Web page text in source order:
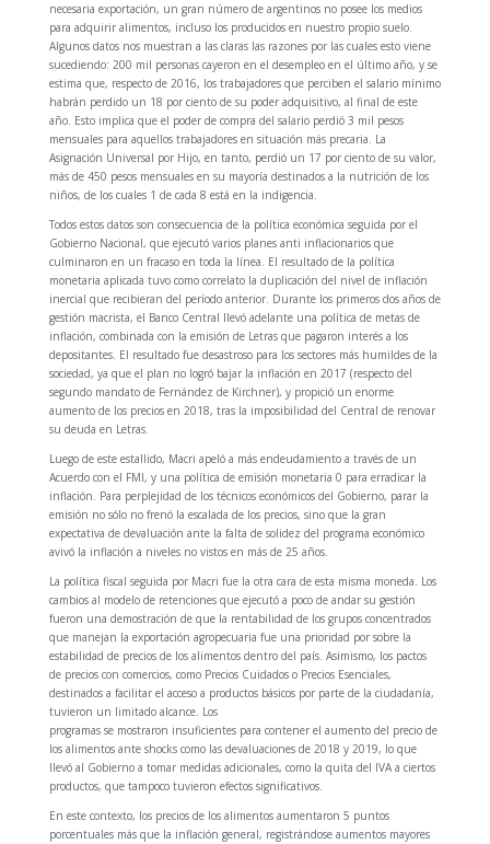
necesaria exportación, un gran número de argentinos no posee los medios
para adquirir alimentos, incluso los producidos en nuestro propio suelo.
Algunos datos nos muestran a las claras las razones por las cuales esto viene
sucediendo: 200 mil personas cayeron en el desempleo en el último año, y se
estima que, respecto de 2016, los trabajadores que perciben el salario mínimo
habrán perdido un 18 por ciento de su poder adquisitivo, al final de este
año. Esto implica que el poder de compra del salario perdió 3 mil pesos
mensuales para aquellos trabajadores en situación más precaria. La
Asignación Universal por Hijo, en tanto, perdió un 17 por ciento de su valor,
más de 450 pesos mensuales en su mayoría destinados a la nutrición de los
niños, de los cuales 1 de cada 8 está en la indigencia.
Todos estos datos son consecuencia de la política económica seguida por el
Gobierno Nacional, que ejecutó varios planes anti inflacionarios que
culminaron en un fracaso en toda la línea. El resultado de la política
monetaria aplicada tuvo como correlato la duplicación del nivel de inflación
inercial que recibieran del período anterior. Durante los primeros dos años de
gestión macrista, el Banco Central llevó adelante una política de metas de
inflación, combinada con la emisión de Letras que pagaron interés a los
depositantes. El resultado fue desastroso para los sectores más humildes de la
sociedad, ya que el plan no logró bajar la inflación en 2017 (respecto del
segundo mandato de Fernández de Kirchner), y propició un enorme
aumento de los precios en 2018, tras la imposibilidad del Central de renovar
su deuda en Letras.
Luego de este estallido, Macri apeló a más endeudamiento a través de un
Acuerdo con el FMI, y una política de emisión monetaria 0 para erradicar la
inflación. Para perplejidad de los técnicos económicos del Gobierno, parar la
emisión no sólo no frenó la escalada de los precios, sino que la gran
expectativa de devaluación ante la falta de solidez del programa económico
avivó la inflación a niveles no vistos en más de 25 años.
La política fiscal seguida por Macri fue la otra cara de esta misma moneda. Los
cambios al modelo de retenciones que ejecutó a poco de andar su gestión
fueron una demostración de que la rentabilidad de los grupos concentrados
que manejan la exportación agropecuaria fue una prioridad por sobre la
estabilidad de precios de los alimentos dentro del país. Asimismo, los pactos
de precios con comercios, como Precios Cuidados o Precios Esenciales,
destinados a facilitar el acceso a productos básicos por parte de la ciudadanía,
tuvieron un limitado alcance. Los
programas se mostraron insuficientes para contener el aumento del precio de
los alimentos ante shocks como las devaluaciones de 2018 y 2019, lo que
llevó al Gobierno a tomar medidas adicionales, como la quita del IVA a ciertos
productos, que tampoco tuvieron efectos significativos.
En este contexto, los precios de los alimentos aumentaron 5 puntos
porcentuales más que la inflación general, registrándose aumentos mayores